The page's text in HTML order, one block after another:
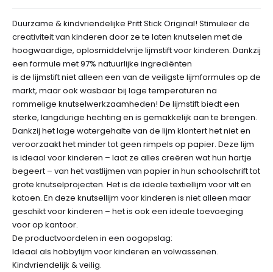
Duurzame & kindvriendelijke Pritt Stick Original! Stimuleer de
creativiteit van kinderen door ze te laten knutselen met de
hoogwaardige, oplosmiddelvrije lijmstift voor kinderen. Dankzij
een formule met 97% natuurlijke ingrediënten
is de lijmstift niet alleen een van de veiligste lijmformules op de
markt, maar ook wasbaar bij lage temperaturen na
rommelige knutselwerkzaamheden! De lijmstift biedt een
sterke, langdurige hechting en is gemakkelijk aan te brengen.
Dankzij het lage watergehalte van de lijm klontert het niet en
veroorzaakt het minder tot geen rimpels op papier. Deze lijm
is ideaal voor kinderen – laat ze alles creëren wat hun hartje
begeert – van het vastlijmen van papier in hun schoolschrift tot
grote knutselprojecten. Het is de ideale textiellijm voor vilt en
katoen. En deze knutsellijm voor kinderen is niet alleen maar
geschikt voor kinderen – het is ook een ideale toevoeging
voor op kantoor.
De productvoordelen in een oogopslag:
Ideaal als hobbylijm voor kinderen en volwassenen.
Kindvriendelijk & veilig.